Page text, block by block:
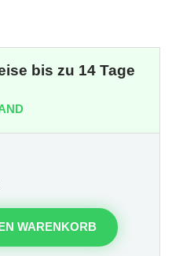
bis zu 14 Tage
WARENKORB